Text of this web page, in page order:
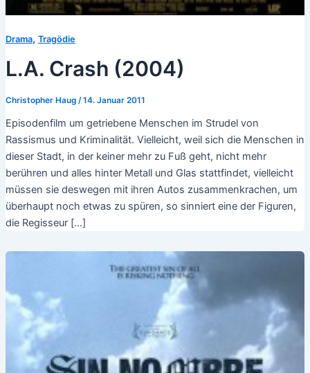
Drama, Tragödie
L.A. Crash (2004)
Christopher Haug /14. Januar 2011
Episodenfilm um getriebene Menschen im Strudel von
Rassismus und Kriminalität. Vielleicht, weil sich die Menschen in
dieser Stadt, in der keiner mehr zu Fuß geht, nicht mehr
berühren und alles hinter Metall und Glas stattfindet, vielleicht
müssen sie deswegen mit ihren Autos zusammenkrachen, um
überhaupt noch etwas zu spüren, so sinniert eine der Figuren,
die Regisseur […]